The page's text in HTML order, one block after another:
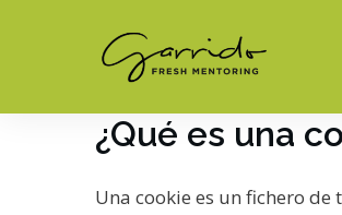
¿Qué es una
Una cookie es un fichero